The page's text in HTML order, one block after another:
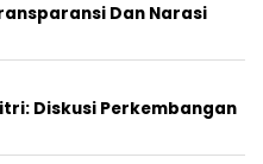
Dan Narasi
Diskusi Perkembangan